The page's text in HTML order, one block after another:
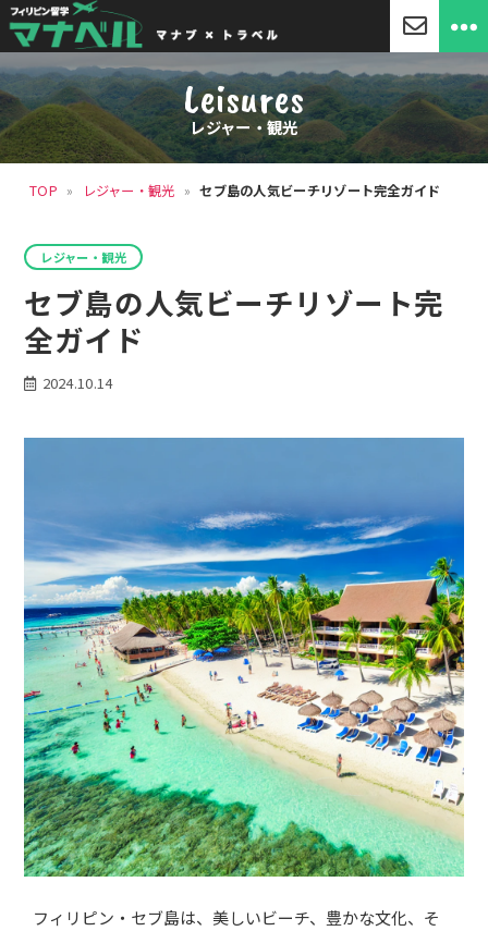
「マ
ナ
ベ
ル」
セ
ブ
Leisures
レジャー・観光
TOP » レジャー・観光 » セブ島の人気ビーチリゾート完全ガイド
リ
レジャー・観光
セブ島の人気ビーチリゾート完
全ガイド
2024.10.14
フィリピン・セブ島は、美しいビーチ、豊かな文化、そ